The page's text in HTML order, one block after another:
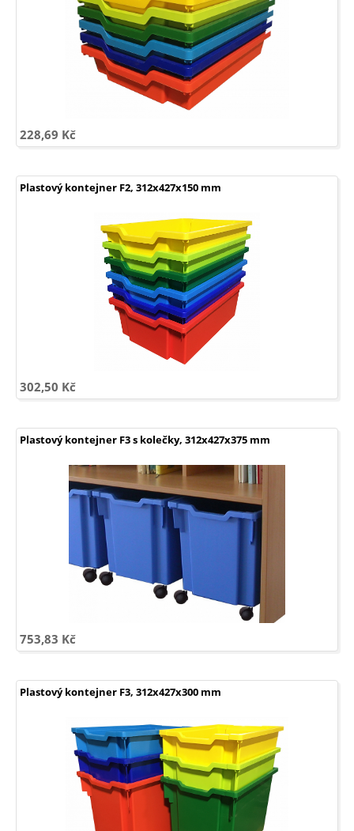
228,69 Kč
Plastový kontejner F2, 312x427x150 mm
302,50 Kč
Plastový kontejner F3 s kolečky, 312x427x375 mm
753,83 Kč
Plastový kontejner F3, 312x427x300 mm